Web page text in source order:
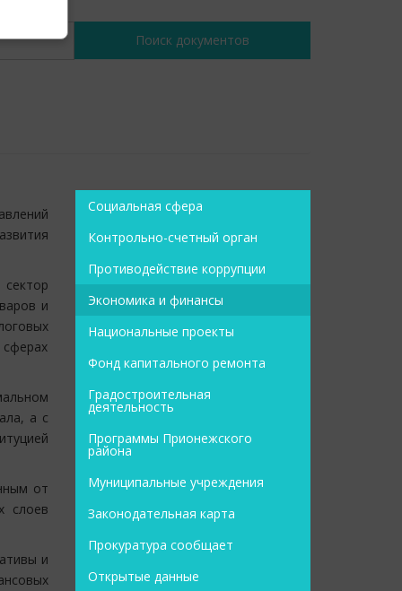
и
а с
от
слоев
и
Социальная сфера
Контрольно-счетный орган
Противодействие коррупции
Экономика и финансы
Национальные проекты
Фонд капитального ремонта
Градостроительная
деятельность
Программы Прионежского
района
Муниципальные учреждения
Законодательная карта
Прокуратура сообщает
Открытые данные